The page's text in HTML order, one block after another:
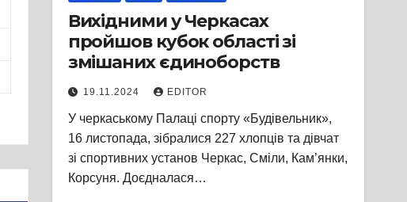
Вихідними у Черкасах
пройшов кубок області зі
змішаних єдиноборств
19.11.2024 EDITOR
У черкаському Палаці спорту «Будівельник»,
16 листопада, зібралися 227 хлопців та дівчат
зі спортивних установ Черкас, Сміли, Кам’янки,
Корсуня. Доєдналася…